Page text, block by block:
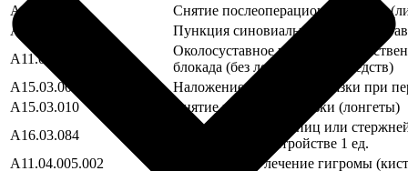
A16.30.069
Снятие послеоперационных швов
A11.04.005.001
Пункция синовиальной сумки
A11.04.006
Околосуставное введение
блокада (без лекарственнх средств)
A15.03.003
Наложение гипсовой повязки при
A15.03.010
Снятие гипсовой повязки (лонгеты)
A16.03.084
Замена (удаление) спиц или
фиксирующем устройстве 1 ед.
A11.04.005.002
Пункционное лечение гигромы